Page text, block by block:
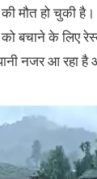
मौत हो चुकी
को बचाने के लिए
नजर आ रहा है